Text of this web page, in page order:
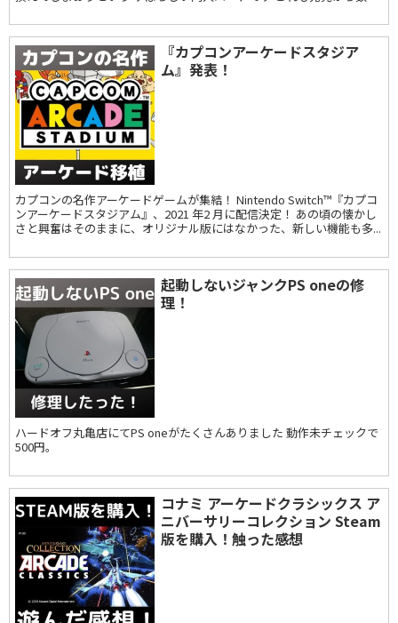
『カプコンアーケードスタジア
ム』発表！
カプコンの名作アーケードゲームが集結！ Nintendo Switch™『カプコ
ンアーケードスタジアム』、2021 年2 月に配信決定！ あの頃の懐かし
さと興奮はそのままに、オリジナル版にはなかった、新しい機能も多...
起動しないジャンクPS oneの修
理！
ハードオフ丸亀店にてPS oneがたくさんありました 動作未チェックで
500円。
コナミ アーケードクラシックス ア
ニバーサリーコレクション Steam
版を購入！触った感想